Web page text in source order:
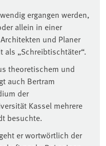
ergangen werden,
allein in einer
und Planer
als „Schreibtischtäter“.
theoretischem und
auch Bertram
der
Kassel mehrere
besuchte.
er wortwörtlich der